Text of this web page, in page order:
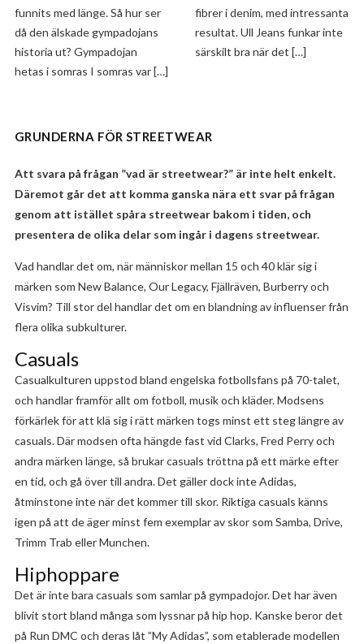
funnits med länge. Så hur ser
då den älskade gympadojans
historia ut? Gympadojan
hetas i somras I somras var […]
fibrer i denim, med intressanta
resultat. Ull Jeans funkar inte
särskilt bra när det […]
GRUNDERNA FÖR STREETWEAR
Att svara på frågan ”vad är streetwear?” är inte helt enkelt.
Däremot går det att komma ganska nära ett svar på frågan
genom att istället spåra streetwear bakom i tiden, och
presentera de olika delar som ingår i dagens streetwear.
Vad handlar det om, när människor mellan 15 och 40 klär sig i
märken som New Balance, Our Legacy, Fjällräven, Burberry och
Visvim? Till stor del handlar det om en blandning av influenser från
flera olika subkulturer.
Casuals
Casualkulturen uppstod bland engelska fotbollsfans på 70-talet,
och handlar framför allt om fotboll, musik och kläder. Modsens
förkärlek för att klä sig i rätt märken togs minst ett steg längre av
casuals. Där modsen ofta hängde fast vid Clarks, Fred Perry och
andra märken länge, så brukar casuals tröttna på ett märke efter
en tid, och gå över till andra. Det gäller dock inte Adidas,
åtminstone inte när det kommer till skor. Riktiga casuals känns
igen på att de äger minst fem exemplar av skor som Samba, Drive,
Trimm Trab eller Munchen.
Hiphoppare
Det är inte bara casuals som samlar på gympadojor. Det har även
blivit stort bland många som lyssnar på hip hop. Kanske beror det
på Run DMC och deras låt ”My Adidas”, som etablerade modellen